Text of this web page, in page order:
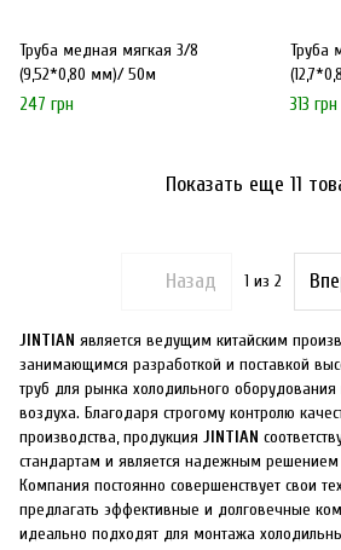
Труба медная мягкая 3/8
(9,52*0,80 мм)/ 50м
247 грн
Труба
313 грн
Показать еще 11
Назад 1 из 2
JINTIAN является ведущим китайским
занимающимся разработкой и поставкой
труб для рынка холодильного
воздуха. Благодаря строгому контролю
производства, продукция JINTIAN
стандартам и является надежным решением
Компания постоянно совершенствует свои
предлагать эффективные и долговечные
идеально подходят для монтажа